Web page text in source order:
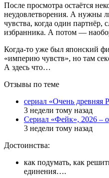
После просмотра остаётся
неудовлетворения. А нужны
чувства, когда один партнёр,
избранника. А потом —
Когда-то уже был японский
«империю чувств», но там
А здесь что…
Отзывы по теме
сериал «Очень древняя
3 недели тому назад
Сериал «Фейк», 2026 –
3 недели тому назад
Достоинства:
как подумать, как
единения….